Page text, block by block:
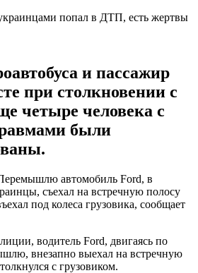
и пассажир
при столкновении с
четыре человека с
были
автомобиль Ford, в
съехал на встречную полосу
под колеса грузовика, сообщает
водитель Ford, двигаясь по
внезапно выехал на встречную
с грузовиком.